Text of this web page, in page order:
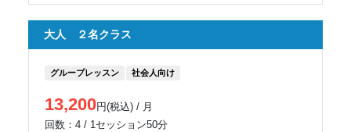
大人 ２名クラス
グループレッスン 社会人向け
13,200円(税込) / 月
回数：4 / 1セッション50分